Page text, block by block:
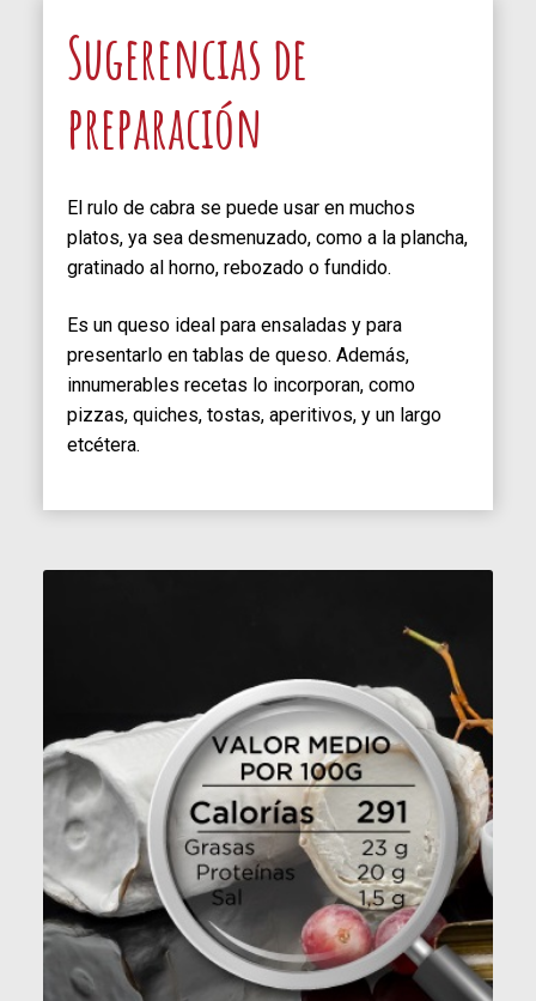
Sugerencias de
preparación
El rulo de cabra se puede usar en muchos
platos, ya sea desmenuzado, como a la plancha,
gratinado al horno, rebozado o fundido.
Es un queso ideal para ensaladas y para
presentarlo en tablas de queso. Además,
innumerables recetas lo incorporan, como
pizzas, quiches, tostas, aperitivos, y un largo
etcétera.